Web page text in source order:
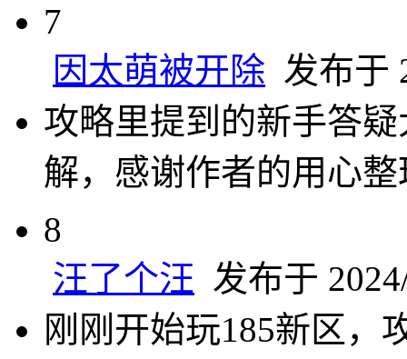
7
因太萌被开除 发布于
攻略里提到的新手答
解，感谢作者的用心整
8
汪了个汪 发布于
刚刚开始玩185新区，